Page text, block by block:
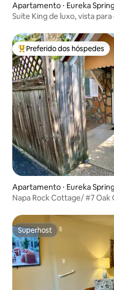
Apartamento ⋅ Eureka
Suíte King de luxo, vista para
Entre os melhores
Preferido dos hóspedes
Apartamento ⋅ Eureka
Napa Rock Cottage/ #7
Superhost
Superhost